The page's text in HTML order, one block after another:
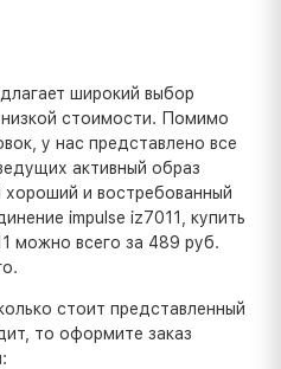
широкий выбор
низкой стоимости. Помимо
у нас представлено все
активный образ
и востребованный
impulse iz7011, купить
можно всего за 489 руб.
стоит представленный
то оформите заказ